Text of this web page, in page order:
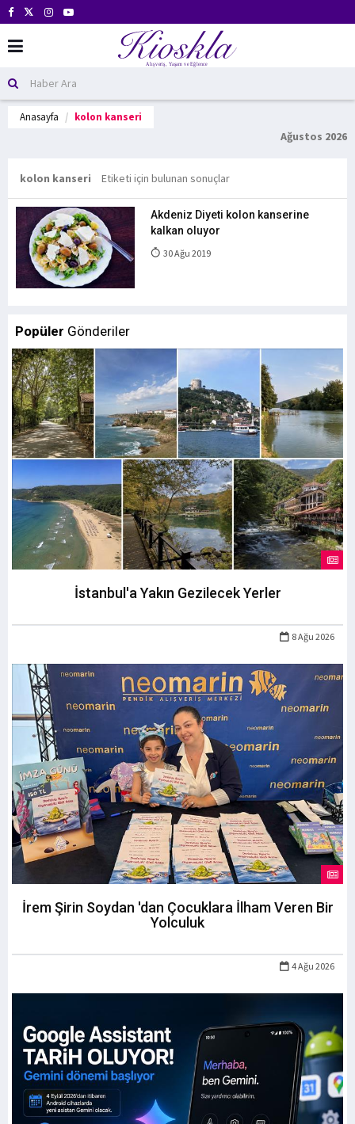
Anasayfa kolon kanseri
Ağustos 2026
kolon kanseri Etiketi için bulunan sonuçlar
Akdeniz Diyeti kolon kanserine
kalkan oluyor
30 Ağu 2019
Popüler Gönderiler
İstanbul'a Yakın Gezilecek Yerler
8 Ağu 2026
İrem Şirin Soydan 'dan Çocuklara İlham Veren Bir
Yolculuk
4 Ağu 2026